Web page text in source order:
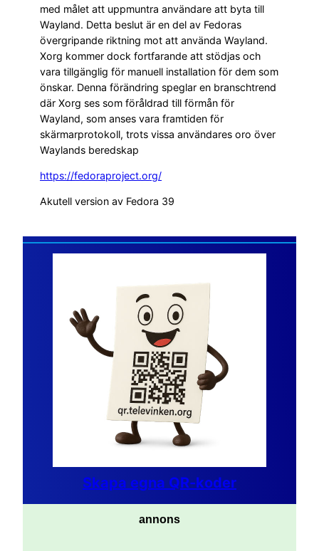
med målet att uppmuntra användare att byta till
Wayland. Detta beslut är en del av Fedoras
övergripande riktning mot att använda Wayland.
Xorg kommer dock fortfarande att stödjas och
vara tillgänglig för manuell installation för dem som
önskar. Denna förändring speglar en branschtrend
där Xorg ses som föråldrad till förmån för
Wayland, som anses vara framtiden för
skärmarprotokoll, trots vissa användares oro över
Waylands beredskap
https://fedoraproject.org/
Akutell version av Fedora 39
Skapa egna QR-koder
annons